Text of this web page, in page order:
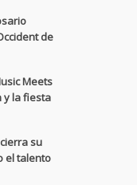
de
Meets
y la fiesta
su
el talento